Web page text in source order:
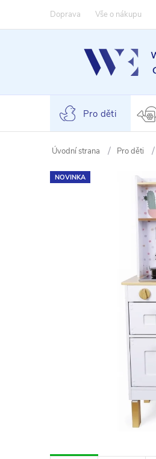
Doprava Vše o nákupu
Pro děti
Pro děti
NOVINKA